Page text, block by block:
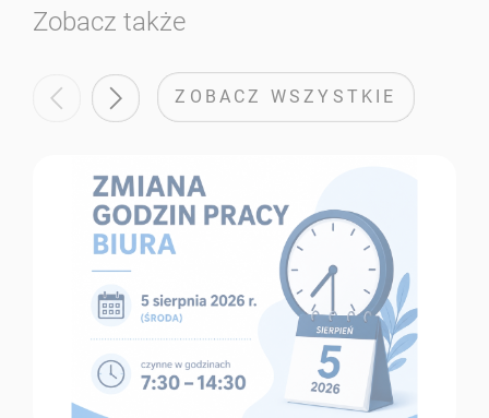
Zobacz także
ZOBACZ WSZYSTKIE